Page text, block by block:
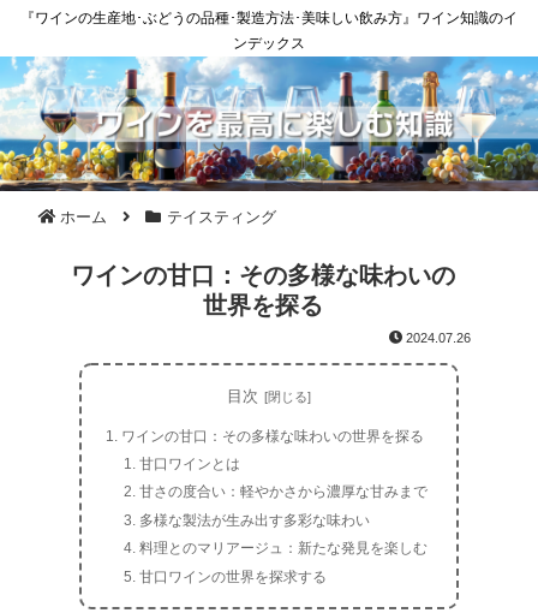
『ワインの生産地･ぶどうの品種･製造方法･美味しい飲み方』ワイン知識のイ
ンデックス
ホーム テイスティング
ワインの甘口：その多様な味わいの
世界を探る
2024.07.26
目次
ワインの甘口：その多様な味わいの世界を探る
甘口ワインとは
甘さの度合い：軽やかさから濃厚な甘みまで
多様な製法が生み出す多彩な味わい
料理とのマリアージュ：新たな発見を楽しむ
甘口ワインの世界を探求する